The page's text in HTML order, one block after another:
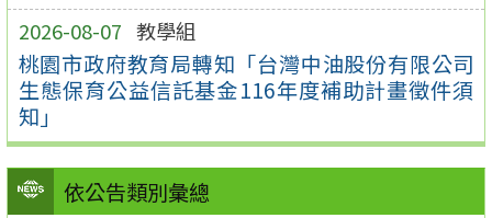
2026-08-07 教學組
桃園市政府教育局轉知「台灣中油股份有限公司
生態保育公益信託基金116年度補助計畫徵件須
知」
依公告類別彙總